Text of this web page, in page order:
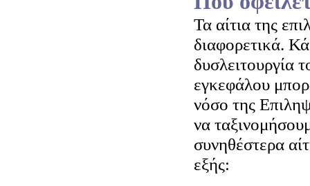
Τα αίτια της
διαφορετικά.
δυσλειτουργία
εγκεφάλου
νόσο της
να
συνηθέστερα
εξής: